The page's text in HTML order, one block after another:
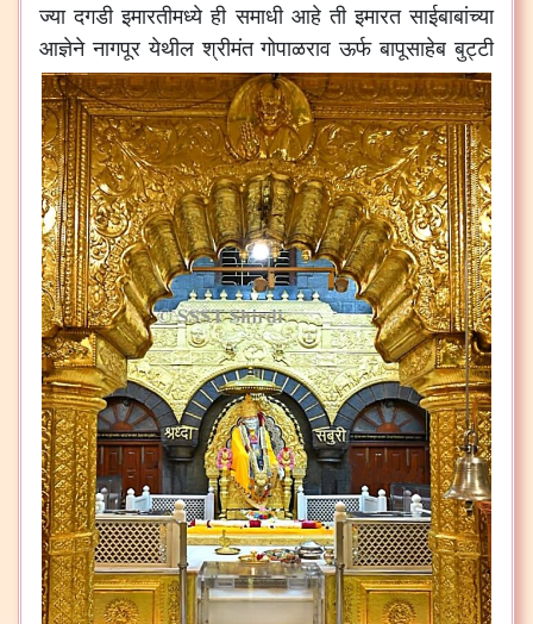
ज्या दगडी इमारतीमध्ये ही समाधी आहे ती इमारत साईबाबांच्या
आज्ञेने नागपूर येथीलश्रीमंत गोपाळराव ऊर्फ बापूसाहेब बुट्टी